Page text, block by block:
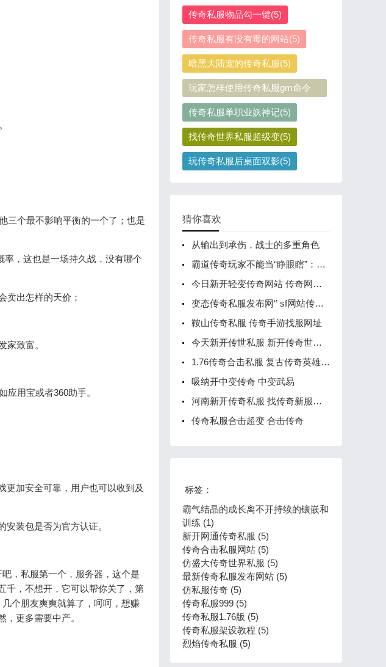
三个最不影响平衡的一个了；也是
率，这也是一场持久战，没有哪个
卖出怎样的天价；
家致富。
用宝或者360助手。
更加安全可靠，用户也可以收到及
装包是否为官方认证。
，私服第一个，服务器，这个是
千，不想开，它可以帮你关了，第
个朋友爽爽就算了，呵呵，想赚
更多需要中产。
传奇私服物品勾一键(5)
传奇私服有没有毒的网站(5)
暗黑大陆宠的传奇私服(5)
玩家怎样使用传奇私服gm命令
(5)
传奇私服单职业妖神记(5)
找传奇世界私服超级变(5)
玩传奇私服后桌面双影(5)
猜你喜欢
从输出到承伤，战士的多重角色
霸道传奇玩家不能当“睁眼瞎”：看清局势，才能掌控战场
今日新开轻变传奇网站 传奇网站发布
变态传奇私服发布网‘’ sf网站传奇发布网站
鞍山传奇私服 传奇手游找服网址
今天新开传世私服 新开传奇世界发布网站
1.76传奇合击私服 复古传奇英雄版合击哪个厉害
吸纳开中变传奇 中变武易
河南新开传奇私服 找传奇新服网开服发布网
传奇私服合击超变 合击传奇
标签：
霸气结晶的成长离不开持续的镶嵌和
训练 (1)
新开网通传奇私服 (5)
传奇合击私服网站 (5)
仿盛大传奇世界私服 (5)
最新传奇私服发布网站 (5)
仿私服传奇 (5)
传奇私服999 (5)
传奇私服1.76版 (5)
传奇私服架设教程 (5)
烈焰传奇私服 (5)